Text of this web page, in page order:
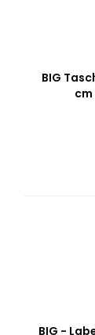
BIG
BIG -